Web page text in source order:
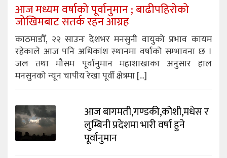
आज मध्यम वर्षाको पूर्वानुमान ; बाढीपहिरोको
जोखिमबाट सतर्क रहन आग्रह
काठमाडौँ, २२ साउनः देशभर मनसुनी वायुको प्रभाव कायम
रहेकाले आज पनि अधिकांश स्थानमा वर्षाको सम्भावना छ ।
जल तथा मौसम पूर्वानुमान महाशाखाका अनुसार हाल
मनसुनको न्यून चापीय रेखा पूर्वी क्षेत्रमा […]
आज बागमती,गण्डकी,कोशी,मधेस र
लुम्बिनी प्रदेशमा भारी वर्षा हुने
पूर्वानुमान